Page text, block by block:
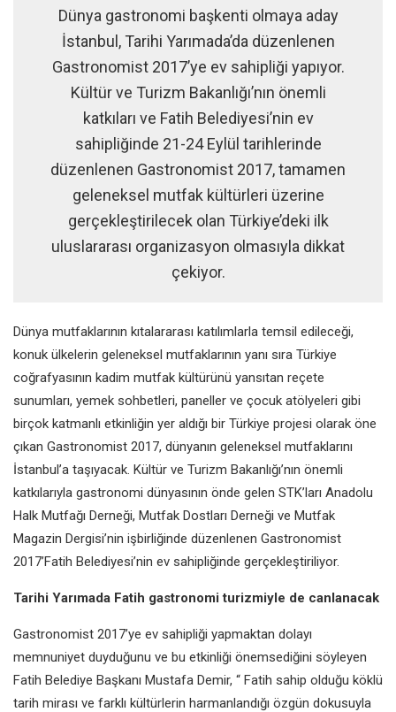
Dünya gastronomi başkenti olmaya aday
İstanbul, Tarihi Yarımada’da düzenlenen
Gastronomist 2017’ye ev sahipliği yapıyor.
Kültür ve Turizm Bakanlığı’nın önemli
katkıları ve Fatih Belediyesi’nin ev
sahipliğinde 21-24 Eylül tarihlerinde
düzenlenen Gastronomist 2017, tamamen
geleneksel mutfak kültürleri üzerine
gerçekleştirilecek olan Türkiye’deki ilk
uluslararası organizasyon olmasıyla dikkat
çekiyor.
Dünya mutfaklarının kıtalararası katılımlarla temsil edileceği,
konuk ülkelerin geleneksel mutfaklarının yanı sıra Türkiye
coğrafyasının kadim mutfak kültürünü yansıtan reçete
sunumları, yemek sohbetleri, paneller ve çocuk atölyeleri gibi
birçok katmanlı etkinliğin yer aldığı bir Türkiye projesi olarak öne
çıkan Gastronomist 2017, dünyanın geleneksel mutfaklarını
İstanbul’a taşıyacak. Kültür ve Turizm Bakanlığı’nın önemli
katkılarıyla gastronomi dünyasının önde gelen STK’ları Anadolu
Halk Mutfağı Derneği, Mutfak Dostları Derneği ve Mutfak
Magazin Dergisi’nin işbirliğinde düzenlenen Gastronomist
2017’Fatih Belediyesi’nin ev sahipliğinde gerçekleştiriliyor.
Tarihi Yarımada Fatih gastronomi turizmiyle de canlanacak
Gastronomist 2017’ye ev sahipliği yapmaktan dolayı
memnuniyet duyduğunu ve bu etkinliği önemsediğini söyleyen
Fatih Belediye Başkanı Mustafa Demir, “ Fatih sahip olduğu köklü
tarih mirası ve farklı kültürlerin harmanlandığı özgün dokusuyla